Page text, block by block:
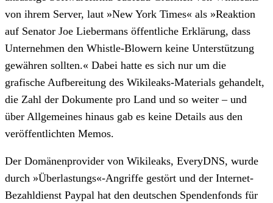
von ihrem Server, laut »New York Times« als »Reaktion
auf Senator Joe Liebermans öffentliche Erklärung, dass
Unternehmen den Whistle-Blowern keine Unterstützung
gewähren sollten.« Dabei hatte es sich nur um die
grafische Aufbereitung des Wikileaks-Materials gehandelt,
die Zahl der Dokumente pro Land und so weiter – und
über Allgemeines hinaus gab es keine Details aus den
veröffentlichten Memos.
Der Domänenprovider von Wikileaks, EveryDNS, wurde
durch »Überlastungs«-Angriffe gestört und der Internet-
Bezahldienst Paypal hat den deutschen Spendenfonds für